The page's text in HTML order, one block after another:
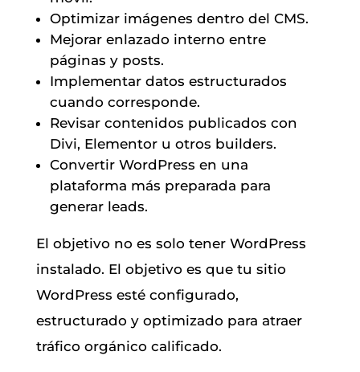
Optimizar imágenes dentro del CMS.
Mejorar enlazado interno entre
páginas y posts.
Implementar datos estructurados
cuando corresponde.
Revisar contenidos publicados con
Divi, Elementor u otros builders.
Convertir WordPress en una
plataforma más preparada para
generar leads.
El objetivo no es solo tener WordPress
instalado. El objetivo es que tu sitio
WordPress esté configurado,
estructurado y optimizado para atraer
tráfico orgánico calificado.